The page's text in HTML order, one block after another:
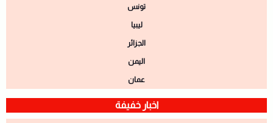
تونس
ليبيا
الجزائر
اليمن
عمان
اخبار خفيفة